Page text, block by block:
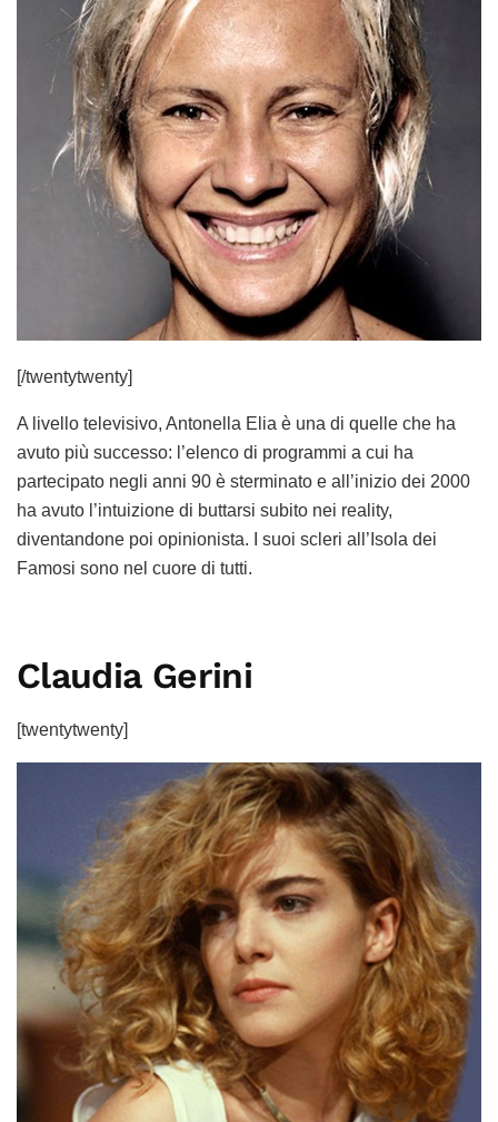
[/twentytwenty]
A livello televisivo, Antonella Elia è una di quelle che ha
avuto più successo: l’elenco di programmi a cui ha
partecipato negli anni 90 è sterminato e all’inizio dei 2000
ha avuto l’intuizione di buttarsi subito nei reality,
diventandone poi opinionista. I suoi scleri all’Isola dei
Famosi sono nel cuore di tutti.
Claudia Gerini
[twentytwenty]